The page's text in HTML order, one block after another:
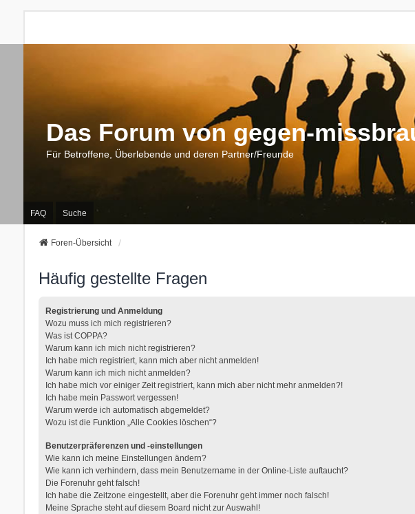
Das Forum von gegen-
Für Betroffene, Überlebende und deren Partner/Freunde
FAQ Suche
Foren-Übersicht
Häufig gestellte Fragen
Registrierung und Anmeldung
Wozu muss ich mich registrieren?
Was ist COPPA?
Warum kann ich mich nicht registrieren?
Ich habe mich registriert, kann mich aber nicht anmelden!
Warum kann ich mich nicht anmelden?
Ich habe mich vor einiger Zeit registriert, kann mich aber nicht mehr anmelden?!
Ich habe mein Passwort vergessen!
Warum werde ich automatisch abgemeldet?
Wozu ist die Funktion „Alle Cookies löschen“?
Benutzerpräferenzen und -einstellungen
Wie kann ich meine Einstellungen ändern?
Wie kann ich verhindern, dass mein Benutzername in der Online-Liste auftaucht?
Die Forenuhr geht falsch!
Ich habe die Zeitzone eingestellt, aber die Forenuhr geht immer noch falsch!
Meine Sprache steht auf diesem Board nicht zur Auswahl!